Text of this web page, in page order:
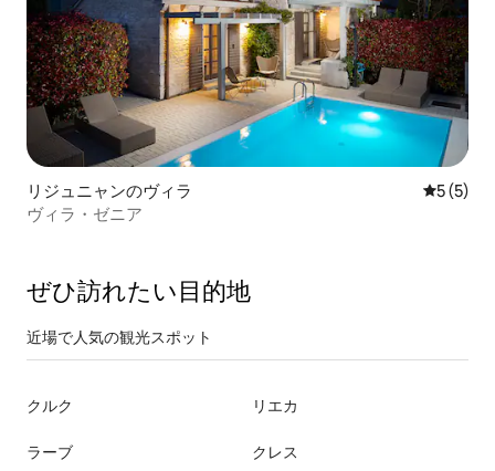
リジュニャンのヴィラ レビュー
5 (5)
ヴィラ・ゼニア
ぜひ訪⁠れ⁠た⁠い目⁠的⁠地
近場で人気の観光スポット
クルク リエカ
ラーブ クレス